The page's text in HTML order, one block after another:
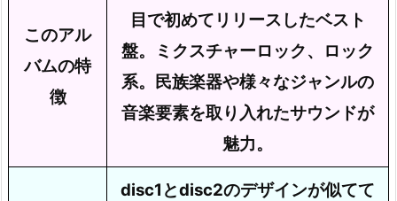
このアル
バムの特
徴
目で初めてリリースしたベスト
盤。ミクスチャーロック、ロック
系。民族楽器や様々なジャンルの
音楽要素を取り入れたサウンドが
魅力。
disc1とdisc2のデザインが似てて